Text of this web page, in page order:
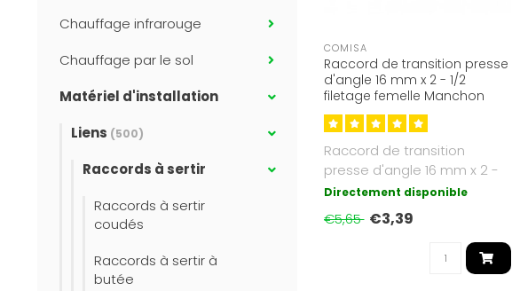
Chauffage infrarouge
Chauffage par le sol
Matériel d'installation
Liens (500)
Raccords à sertir
Raccords à sertir
coudés
Raccords à sertir à
butée
COMISA
Raccord de transition presse
d'angle 16 mm x 2 - 1/2
filetage femelle Manchon
fileté
Raccord de transition
presse d'angle 16 mm x 2 -
1/2 pouce Filetage femelle
Directement disponible
€5,65 €3,39